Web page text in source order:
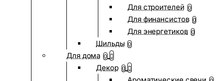
Для строителей 0
Для финансистов 0
Для энергетиков 0
Шильды 0
Для дома 0
Декор 0